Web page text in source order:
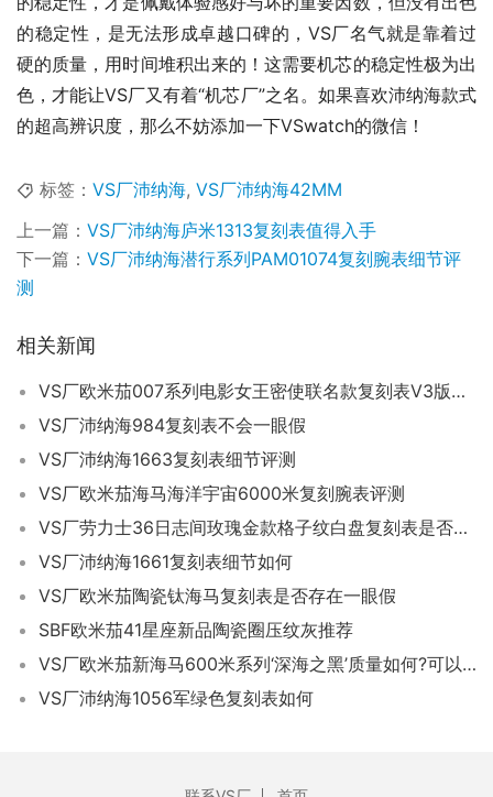
的稳定性，是无法形成卓越口碑的，VS厂名气就是靠着过
硬的质量，用时间堆积出来的！这需要机芯的稳定性极为出
色，才能让VS厂又有着“机芯厂”之名。如果喜欢沛纳海款式
的超高辨识度，那么不妨添加一下VSwatch的微信！
标签： VS厂沛纳海, VS厂沛纳海42MM
上一篇： VS厂沛纳海庐米1313复刻表值得入手
下一篇： VS厂沛纳海潜行系列PAM01074复刻腕表细节评
测
相关新闻
VS厂欧米茄007系列电影女王密使联名款复刻表V3版是不是会一眼假-VS厂复刻表
VS厂沛纳海984复刻表不会一眼假
VS厂沛纳海1663复刻表细节评测
VS厂欧米茄海马海洋宇宙6000米复刻腕表评测
VS厂劳力士36日志间玫瑰金款格子纹白盘复刻表是否值得入手-VS复刻表如何
VS厂沛纳海1661复刻表细节如何
VS厂欧米茄陶瓷钛海马复刻表是否存在一眼假
SBF欧米茄41星座新品陶瓷圈压纹灰推荐
VS厂欧米茄新海马600米系列‘深海之黑’质量如何?可以乱真吗?
VS厂沛纳海1056军绿色复刻表如何